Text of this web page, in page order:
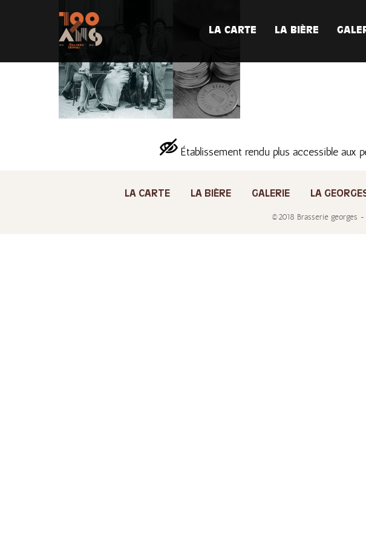
LA CARTE LA BIÈRE
Établissement rendu plus accessible aux
LA CARTE LA BIÈRE GALERIE LA
©2018 Brasserie georges